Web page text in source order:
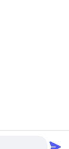
quyền được bảo lưu.